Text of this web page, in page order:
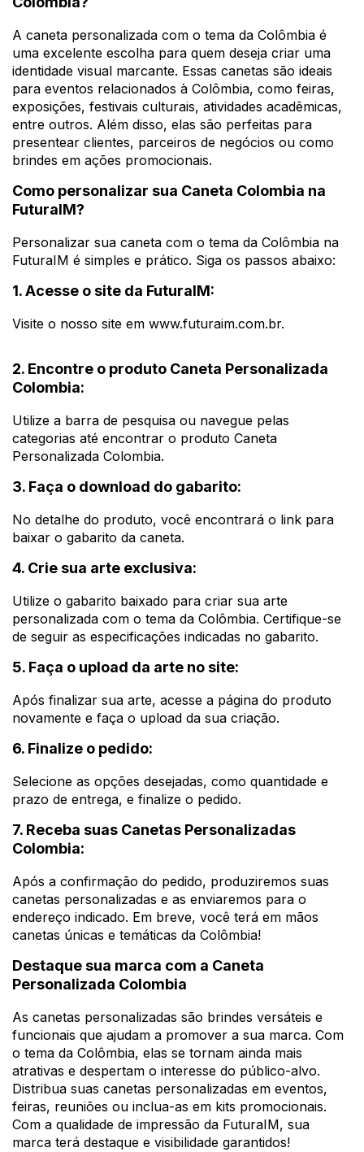
A caneta personalizada com o tema da Colômbia é
uma excelente escolha para quem deseja criar uma
identidade visual marcante. Essas canetas são ideais
para eventos relacionados à Colômbia, como feiras,
exposições, festivais culturais, atividades acadêmicas,
entre outros. Além disso, elas são perfeitas para
presentear clientes, parceiros de negócios ou como
brindes em ações promocionais.
Como personalizar sua Caneta Colombia na
FuturaIM?
Personalizar sua caneta com o tema da Colômbia na
FuturaIM é simples e prático. Siga os passos abaixo:
1. Acesse o site da FuturaIM:
Visite o nosso site em www.futuraim.com.br.
2. Encontre o produto Caneta Personalizada
Colombia:
Utilize a barra de pesquisa ou navegue pelas
categorias até encontrar o produto Caneta
Personalizada Colombia.
3. Faça o download do gabarito:
No detalhe do produto, você encontrará o link para
baixar o gabarito da caneta.
4. Crie sua arte exclusiva:
Utilize o gabarito baixado para criar sua arte
personalizada com o tema da Colômbia. Certifique-se
de seguir as especificações indicadas no gabarito.
5. Faça o upload da arte no site:
Após finalizar sua arte, acesse a página do produto
novamente e faça o upload da sua criação.
6. Finalize o pedido:
Selecione as opções desejadas, como quantidade e
prazo de entrega, e finalize o pedido.
7. Receba suas Canetas Personalizadas
Colombia:
Após a confirmação do pedido, produziremos suas
canetas personalizadas e as enviaremos para o
endereço indicado. Em breve, você terá em mãos
canetas únicas e temáticas da Colômbia!
Destaque sua marca com a Caneta
Personalizada Colombia
As canetas personalizadas são brindes versáteis e
funcionais que ajudam a promover a sua marca. Com
o tema da Colômbia, elas se tornam ainda mais
atrativas e despertam o interesse do público-alvo.
Distribua suas canetas personalizadas em eventos,
feiras, reuniões ou inclua-as em kits promocionais.
Com a qualidade de impressão da FuturaIM, sua
marca terá destaque e visibilidade garantidos!